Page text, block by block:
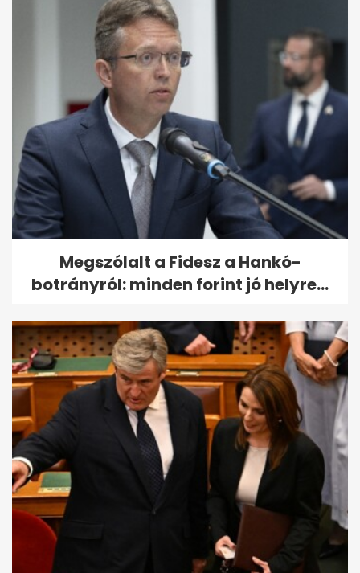
Megszólalt a Fidesz a Hankó-
botrányról: minden forint jó helyre...